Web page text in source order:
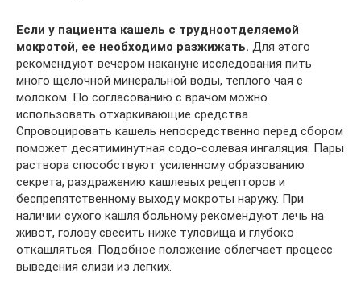
Если у пациента кашель с трудноотделяемой
мокротой, ее необходимо разжижать. Для этого
рекомендуют вечером накануне исследования пить
много щелочной минеральной воды, теплого чая с
молоком. По согласованию с врачом можно
использовать отхаркивающие средства.
Спровоцировать кашель непосредственно перед сбором
поможет десятиминутная содо-солевая ингаляция. Пары
раствора способствуют усиленному образованию
секрета, раздражению кашлевых рецепторов и
беспрепятственному выходу мокроты наружу. При
наличии сухого кашля больному рекомендуют лечь на
живот, голову свесить ниже туловища и глубоко
откашляться. Подобное положение облегчает процесс
выведения слизи из легких.